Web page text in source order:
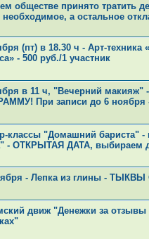
обществе принято тратить
необходимое, а остальное
(пт) в 18.30 ч - Арт-техника
- 500 руб./1 участник
в 11 ч, "Вечерний
При записи до 6 ноября
классы "Домашний бариста" -
- ОТКРЫТАЯ ДАТА, выбираем
- Лепка из глины -
движ "Денежки за отзывы